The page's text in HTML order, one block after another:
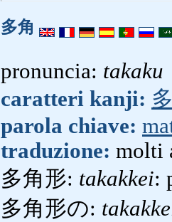
多角
pronuncia: takaku
caratteri kanji:
parola chiave:
traduzione: molti
多角形: takakkei:
多角形の: